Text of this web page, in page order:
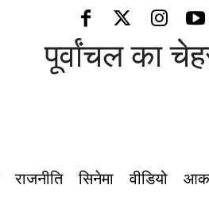
पूर्वांचल का
राजनीति सिनेमा वीडियो